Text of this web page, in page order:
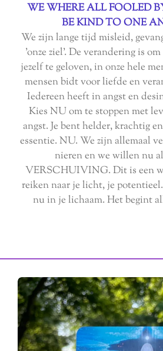
WE WHERE ALL FOOLED
BE KIND TO ONE
We zijn lange tijd misleid,
'onze ziel'. De verandering is
jezelf te geloven, in onze hele
mensen bidt voor liefde en
Iedereen heeft in angst en
Kies NU om te stoppen met
angst. Je bent helder, krachtig
essentie. NU. We zijn allemaal
nieren en we willen nu
VERSCHUIVING. Dit is een
reiken naar je licht, je
nu in je lichaam. Het begint